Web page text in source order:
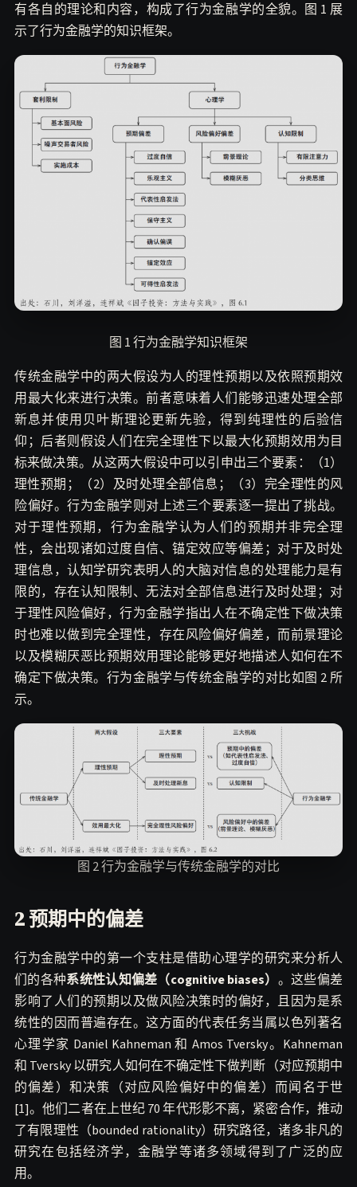
有各自的理论和内容，构成了行为金融学的全貌。图 1 展
示了行为金融学的知识框架。
图 1 行为金融学知识框架
传统金融学中的两大假设为人的理性预期以及依照预期效
用最大化来进行决策。前者意味着人们能够迅速处理全部
新息并使用贝叶斯理论更新先验，得到纯理性的后验信
仰；后者则假设人们在完全理性下以最大化预期效用为目
标来做决策。从这两大假设中可以引申出三个要素：（1）
理性预期；（2）及时处理全部信息；（3）完全理性的风
险偏好。行为金融学则对上述三个要素逐一提出了挑战。
对于理性预期，行为金融学认为人们的预期并非完全理
性，会出现诸如过度自信、锚定效应等偏差；对于及时处
理信息，认知学研究表明人的大脑对信息的处理能力是有
限的，存在认知限制、无法对全部信息进行及时处理；对
于理性风险偏好，行为金融学指出人在不确定性下做决策
时也难以做到完全理性，存在风险偏好偏差，而前景理论
以及模糊厌恶比预期效用理论能够更好地描述人如何在不
确定下做决策。行为金融学与传统金融学的对比如图 2 所
示。
图 2 行为金融学与传统金融学的对比
2 预期中的偏差
行为金融学中的第一个支柱是借助心理学的研究来分析人
们的各种系统性认知偏差（cognitive biases） 。这些偏差
影响了人们的预期以及做风险决策时的偏好，且因为是系
统性的因而普遍存在。这方面的代表任务当属以色列著名
心理学家 Daniel Kahneman 和 Amos Tversky。Kahneman
和 Tversky 以研究人如何在不确定性下做判断（对应预期中
的偏差）和决策（对应风险偏好中的偏差）而闻名于世
[1]。他们二者在上世纪 70 年代形影不离，紧密合作，推动
了有限理性（bounded rationality）研究路径，诸多非凡的
研究在包括经济学，金融学等诸多领域得到了广泛的应
用。